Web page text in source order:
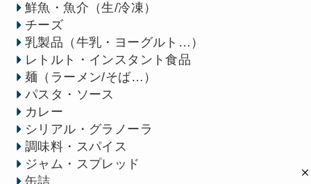
鮮魚・魚介（生/冷凍）
チーズ
乳製品（牛乳・ヨーグルト…）
レトルト・インスタント食品
麺（ラーメン/そば…）
パスタ・ソース
カレー
シリアル・グラノーラ
調味料・スパイス
ジャム・スプレッド
缶詰